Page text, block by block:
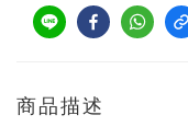
商品描述